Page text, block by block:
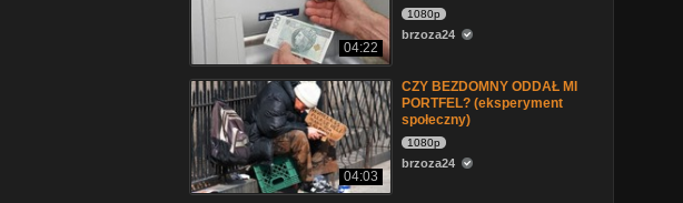
04:22
1080p
brzoza24
04:03
CZY BEZDOMNY ODDAŁ MI
PORTFEL? (eksperyment
społeczny)
1080p
brzoza24